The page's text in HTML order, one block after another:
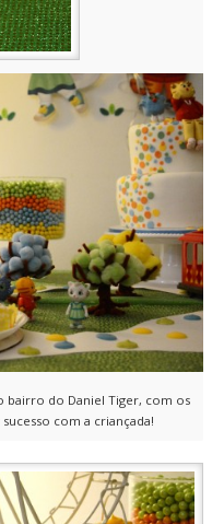
bairro do Daniel Tiger, com os
com a criançada!